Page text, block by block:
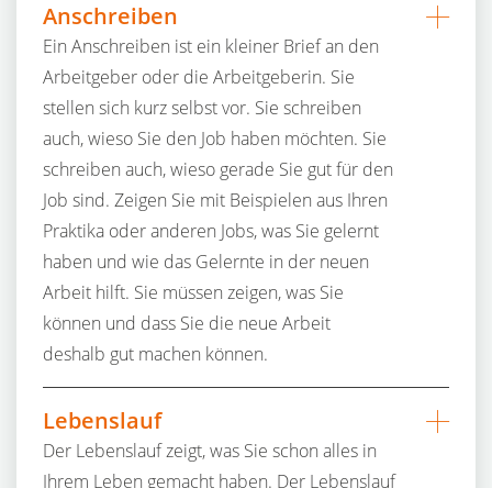
Anschreiben
Ein Anschreiben ist ein kleiner Brief an den
Arbeitgeber oder die Arbeitgeberin. Sie
stellen sich kurz selbst vor. Sie schreiben
auch, wieso Sie den Job haben möchten. Sie
schreiben auch, wieso gerade Sie gut für den
Job sind. Zeigen Sie mit Beispielen aus Ihren
Praktika oder anderen Jobs, was Sie gelernt
haben und wie das Gelernte in der neuen
Arbeit hilft. Sie müssen zeigen, was Sie
können und dass Sie die neue Arbeit
deshalb gut machen können.
Lebenslauf
Der Lebenslauf zeigt, was Sie schon alles in
Ihrem Leben gemacht haben. Der Lebenslauf